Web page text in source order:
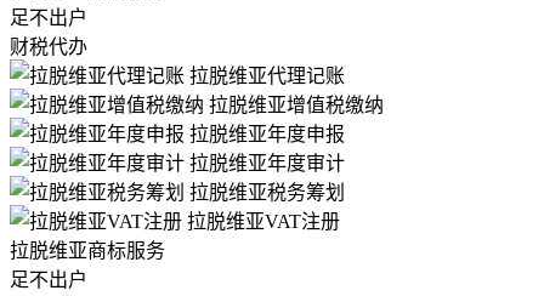
足不出户
财税代办
拉脱维亚代理记账
拉脱维亚增值税缴纳
拉脱维亚年度申报
拉脱维亚年度审计
拉脱维亚税务筹划
拉脱维亚VAT注册
拉脱维亚商标服务
足不出户